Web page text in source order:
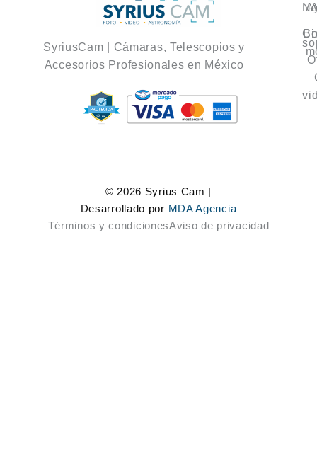
SyriusCam | Cámaras, Telescopios y
Accesorios Profesionales en México
© 2026 Syrius Cam |
Desarrollado por MDA Agencia
Términos y condicionesAviso de privacidad